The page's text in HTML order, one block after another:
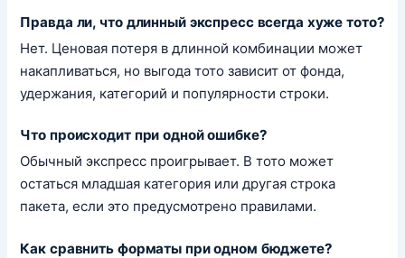
Правда ли, что длинный экспресс всегда хуже тото?
Нет. Ценовая потеря в длинной комбинации может
накапливаться, но выгода тото зависит от фонда,
удержания, категорий и популярности строки.
Что происходит при одной ошибке?
Обычный экспресс проигрывает. В тото может
остаться младшая категория или другая строка
пакета, если это предусмотрено правилами.
Как сравнить форматы при одном бюджете?